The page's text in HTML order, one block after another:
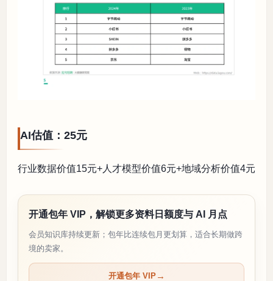
AI估值：25元
行业数据价值15元+人才模型价值6元+地域分析价值4元
开通包年 VIP，解锁更多资料日额度与 AI 月点
会员知识库持续更新；包年比连续包月更划算，适合长期做跨
境的卖家。
开通包年 VIP